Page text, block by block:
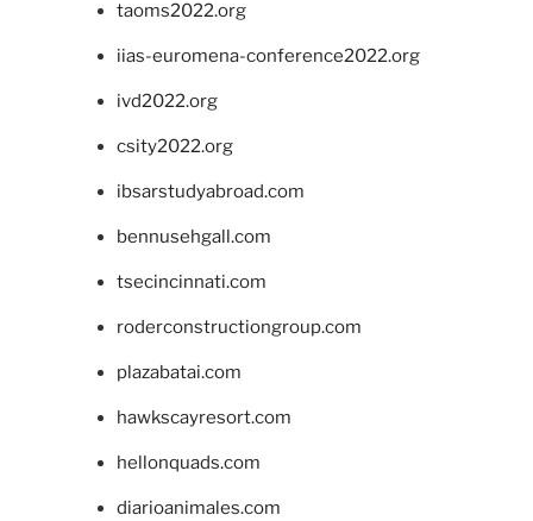
taoms2022.org
iias-euromena-conference2022.org
ivd2022.org
csity2022.org
ibsarstudyabroad.com
bennusehgall.com
tsecincinnati.com
roderconstructiongroup.com
plazabatai.com
hawkscayresort.com
hellonquads.com
diarioanimales.com